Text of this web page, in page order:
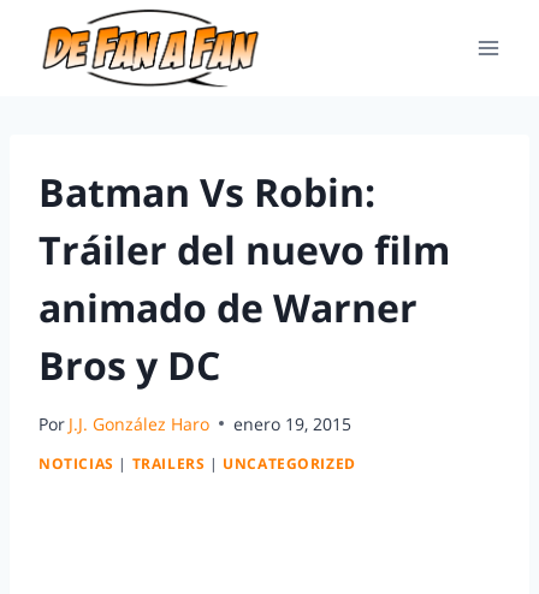
Batman Vs Robin:
Tráiler del nuevo film
animado de Warner
Bros y DC
Por J.J. González Haro enero 19, 2015
NOTICIAS | TRAILERS | UNCATEGORIZED